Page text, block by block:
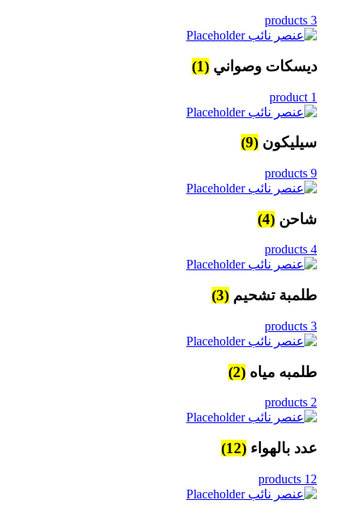
3 products
ديسكات وصواني (1)
1 product
سيليكون (9)
9 products
شاحن (4)
4 products
طلمبة تشحيم (3)
3 products
طلمبه مياه (2)
2 products
عدد بالهواء (12)
12 products